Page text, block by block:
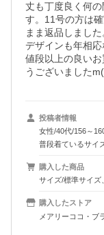
丈も丁度良く何
す。11号の方は
まま返品しました
デザインも年相
値段以上の良い
うございました
投稿者情報
女性/40代/156～
普段着ているサイ
購入した商品
サイズ/標準サイズ
購入したストア
メアリーココ・ブ